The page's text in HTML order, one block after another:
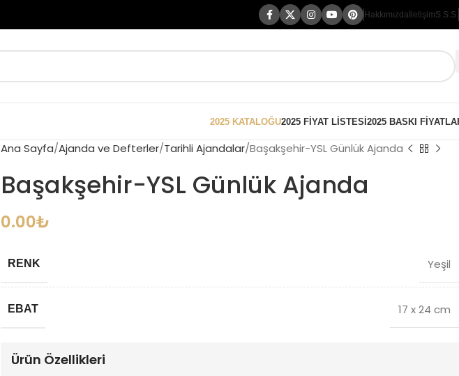
Hakkımızda İletişimS.S.S.
2025 KATALOĞU2025 FİYAT LİSTESİ2025 BASKI
Ana Sayfa Ajanda ve Defterler Tarihli Ajandalar Başakşehir-YSL Günlük Ajanda
Başakşehir-YSL Günlük Ajanda
0.00₺
RENK Yeşil
EBAT 17 x 24 cm
Ürün Özellikleri